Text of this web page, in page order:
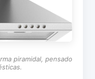
piramidal, pensado